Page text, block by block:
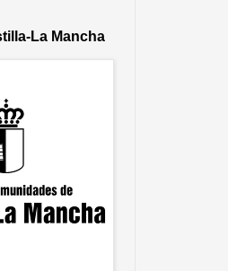
La Mancha